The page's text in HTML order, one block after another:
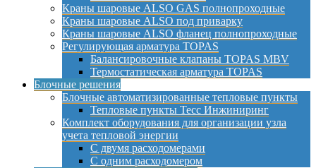
Краны шаровые ALSO GAS полнопроходные
Краны шаровые ALSO под приварку
Краны шаровые ALSO фланец полнопроходные
Регулирующая арматура TOPAS
Балансировочные клапаны TOPAS MBV
Термостатическая арматура TOPAS
Блочные решения
Блочные автоматизированные тепловые пункты
Тепловые пункты Тесс Инжиниринг
Комплект оборудования для организации узла
учета тепловой энергии
С двумя расходомерами
С одним расходомером